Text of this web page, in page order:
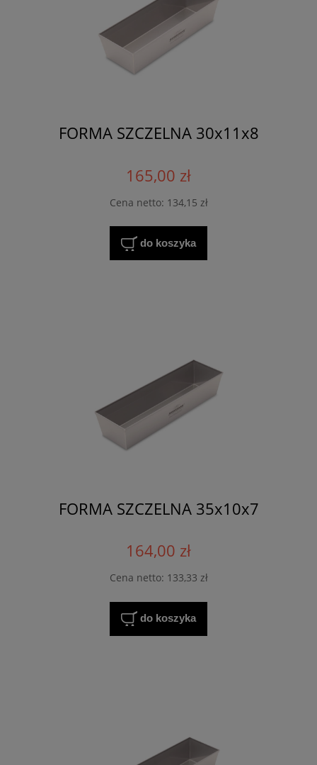
FORMA SZCZELNA 30x11x8
165,00 zł
Cena netto: 134,15 zł
do koszyka
FORMA SZCZELNA 35x10x7
164,00 zł
Cena netto: 133,33 zł
do koszyka